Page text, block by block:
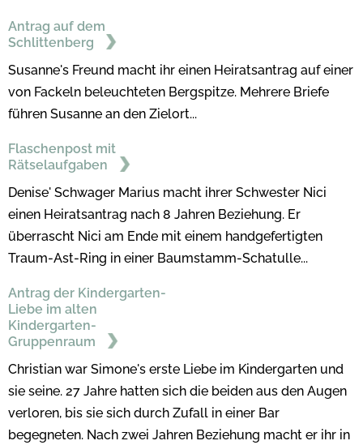
Antrag auf dem
Schlittenberg
Susanne's Freund macht ihr einen Heiratsantrag auf einer
von Fackeln beleuchteten Bergspitze. Mehrere Briefe
führen Susanne an den Zielort...
Flaschenpost mit
Rätselaufgaben
Denise' Schwager Marius macht ihrer Schwester Nici
einen Heiratsantrag nach 8 Jahren Beziehung. Er
überrascht Nici am Ende mit einem handgefertigten
Traum-Ast-Ring in einer Baumstamm-Schatulle...
Antrag der Kindergarten-
Liebe im alten
Kindergarten-
Gruppenraum
Christian war Simone's erste Liebe im Kindergarten und
sie seine. 27 Jahre hatten sich die beiden aus den Augen
verloren, bis sie sich durch Zufall in einer Bar
begegneten. Nach zwei Jahren Beziehung macht er ihr in